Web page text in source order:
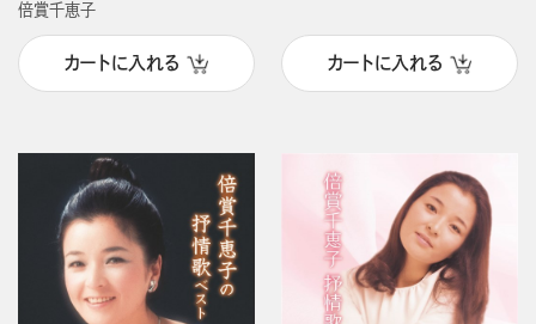
倍賞千恵子
カートに入れる カートに入れる